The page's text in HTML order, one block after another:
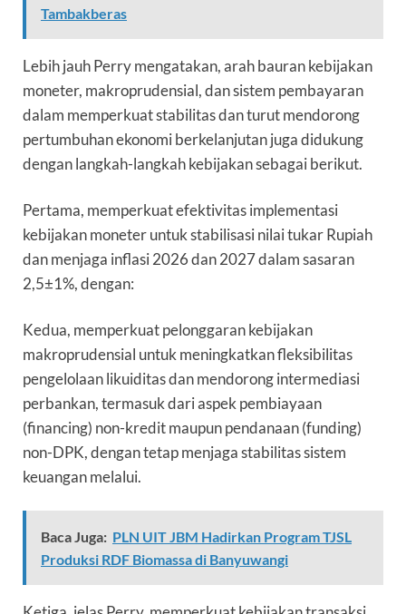
Tambakberas
Lebih jauh Perry mengatakan, arah bauran kebijakan
moneter, makroprudensial, dan sistem pembayaran
dalam memperkuat stabilitas dan turut mendorong
pertumbuhan ekonomi berkelanjutan juga didukung
dengan langkah-langkah kebijakan sebagai berikut.
Pertama, memperkuat efektivitas implementasi
kebijakan moneter untuk stabilisasi nilai tukar Rupiah
dan menjaga inflasi 2026 dan 2027 dalam sasaran
2,5±1%, dengan:
Kedua, memperkuat pelonggaran kebijakan
makroprudensial untuk meningkatkan fleksibilitas
pengelolaan likuiditas dan mendorong intermediasi
perbankan, termasuk dari aspek pembiayaan
(financing) non-kredit maupun pendanaan (funding)
non-DPK, dengan tetap menjaga stabilitas sistem
keuangan melalui.
Baca Juga: PLN UIT JBM Hadirkan Program TJSL
Produksi RDF Biomassa di Banyuwangi